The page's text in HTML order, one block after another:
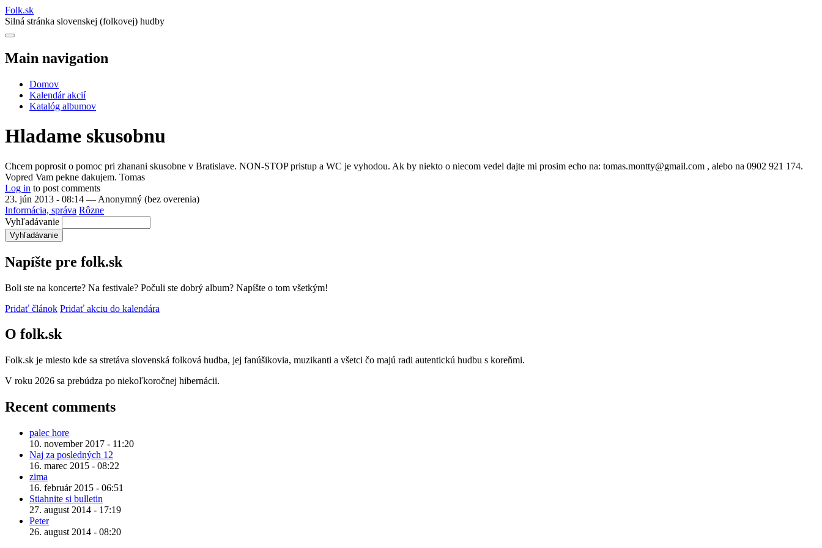
Folk.sk
Silná stránka slovenskej (folkovej) hudby
Main navigation
Domov
Kalendár akcií
Katalóg albumov
Hladame skusobnu
Chcem poprosit o pomoc pri zhanani skusobne v Bratislave. NON-STOP pristup a WC je vyhodou. Ak by niekto o niecom vedel dajte mi prosim echo na: tomas.montty@gmail.com , alebo na 0902 921 174.
Vopred Vam pekne dakujem. Tomas
Log in to post comments
23. jún 2013 - 08:14 — Anonymný (bez overenia)
Informácia, správa Rôzne
Vyhľadávanie
Napíšte pre folk.sk
Boli ste na koncerte? Na festivale? Počuli ste dobrý album? Napíšte o tom všetkým!
Pridať článok Pridať akciu do kalendára
O folk.sk
Folk.sk je miesto kde sa stretáva slovenská folková hudba, jej fanúšikovia, muzikanti a všetci čo majú radi autentickú hudbu s koreňmi.
V roku 2026 sa prebúdza po niekoľkoročnej hibernácii.
Recent comments
palec hore
10. november 2017 - 11:20
Naj za posledných 12
16. marec 2015 - 08:22
zima
16. február 2015 - 06:51
Stiahnite si bulletin
27. august 2014 - 17:19
Peter
26. august 2014 - 08:20